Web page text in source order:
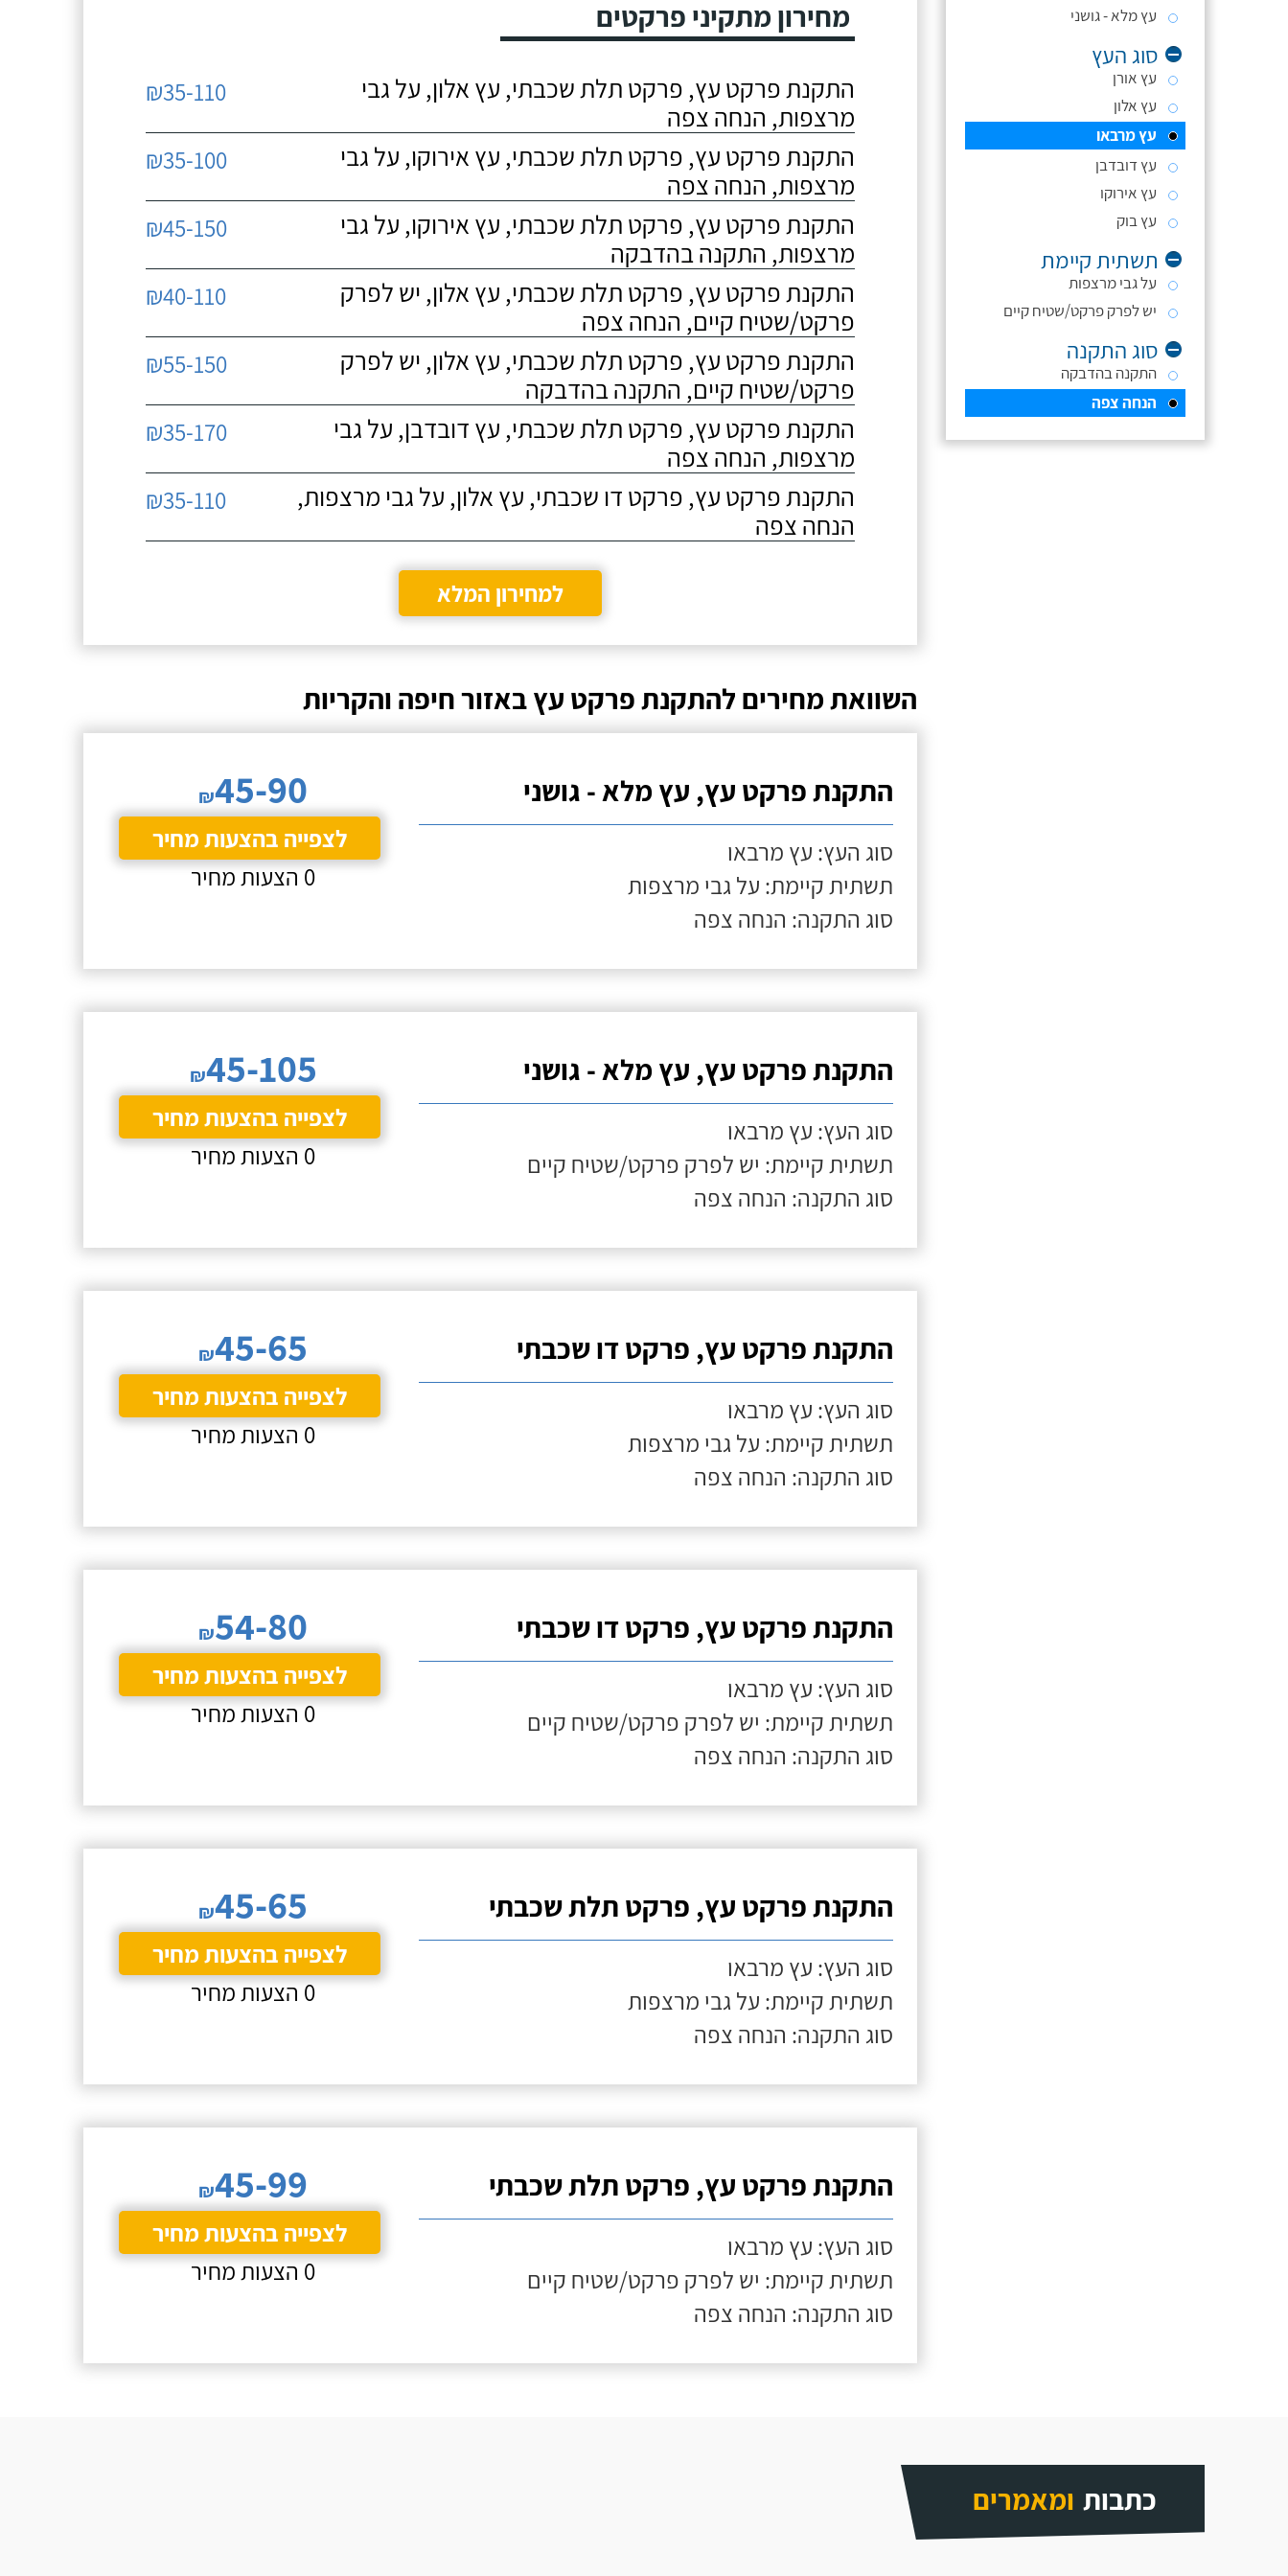
עץ מלא - גושני
סוג העץ
עץ אורן
עץ אלון
עץ מרבאו
עץ דובדבן
עץ אירוקו
עץ בוק
תשתית קיימת
על גבי מרצפות
יש לפרק פרקט/שטיח קיים
סוג התקנה
התקנה בהדבקה
הנחה צפה
מחירון מתקיני פרקטים
התקנת פרקט עץ, פרקט תלת שכבתי, עץ אלון, על גבי
מרצפות, הנחה צפה
₪35-110
התקנת פרקט עץ, פרקט תלת שכבתי, עץ אירוקו, על גבי
מרצפות, הנחה צפה
₪35-100
התקנת פרקט עץ, פרקט תלת שכבתי, עץ אירוקו, על גבי
מרצפות, התקנה בהדבקה
₪45-150
התקנת פרקט עץ, פרקט תלת שכבתי, עץ אלון, יש לפרק
פרקט/שטיח קיים, הנחה צפה
₪40-110
התקנת פרקט עץ, פרקט תלת שכבתי, עץ אלון, יש לפרק
פרקט/שטיח קיים, התקנה בהדבקה
₪55-150
התקנת פרקט עץ, פרקט תלת שכבתי, עץ דובדבן, על גבי
מרצפות, הנחה צפה
₪35-170
התקנת פרקט עץ, פרקט דו שכבתי, עץ אלון, על גבי מרצפות,
הנחה צפה
₪35-110
למחירון המלא
השוואת מחירים להתקנת פרקט עץ באזור חיפה והקריות
התקנת פרקט עץ, עץ מלא - גושני
סוג העץ: עץ מרבאו
תשתית קיימת: על גבי מרצפות
סוג התקנה: הנחה צפה
₪45-90
לצפייה בהצעות מחיר
0 הצעות מחיר
התקנת פרקט עץ, עץ מלא - גושני
סוג העץ: עץ מרבאו
תשתית קיימת: יש לפרק פרקט/שטיח קיים
סוג התקנה: הנחה צפה
₪45-105
לצפייה בהצעות מחיר
0 הצעות מחיר
התקנת פרקט עץ, פרקט דו שכבתי
סוג העץ: עץ מרבאו
תשתית קיימת: על גבי מרצפות
סוג התקנה: הנחה צפה
₪45-65
לצפייה בהצעות מחיר
0 הצעות מחיר
התקנת פרקט עץ, פרקט דו שכבתי
סוג העץ: עץ מרבאו
תשתית קיימת: יש לפרק פרקט/שטיח קיים
סוג התקנה: הנחה צפה
₪54-80
לצפייה בהצעות מחיר
0 הצעות מחיר
התקנת פרקט עץ, פרקט תלת שכבתי
סוג העץ: עץ מרבאו
תשתית קיימת: על גבי מרצפות
סוג התקנה: הנחה צפה
₪45-65
לצפייה בהצעות מחיר
0 הצעות מחיר
התקנת פרקט עץ, פרקט תלת שכבתי
סוג העץ: עץ מרבאו
תשתית קיימת: יש לפרק פרקט/שטיח קיים
סוג התקנה: הנחה צפה
₪45-99
לצפייה בהצעות מחיר
0 הצעות מחיר
כתבות ומאמרים